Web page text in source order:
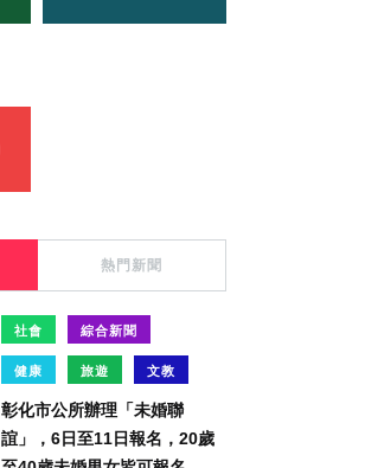
熱門新聞
社會 綜合新聞
健康 旅遊 文教
彰化市公所辦理「未婚聯
誼」，6日至11日報名，20歲